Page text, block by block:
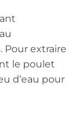
Pour extraire
le poulet
d’eau pour